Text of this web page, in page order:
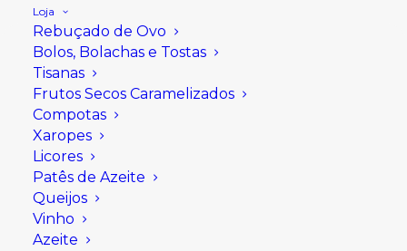
Loja
Rebuçado de Ovo
Bolos, Bolachas e Tostas
Tisanas
Frutos Secos Caramelizados
Compotas
Xaropes
Licores
Patês de Azeite
Queijos
Vinho
Azeite